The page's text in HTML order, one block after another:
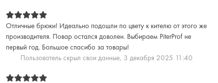
Отличные брюки! Идеально подошли по цвету к кителю от этого же
производителя. Повар остался доволен. Выбираем PiterProf не
первый год. Большое спасибо за товары!
Пользователь скрыл свои данные, 3 декабря 2025 11:40